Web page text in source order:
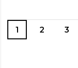
1 2 3